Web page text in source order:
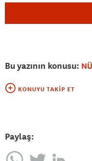
Bu yazının konusu:
KONUYU TAKIP ET
Paylaş: